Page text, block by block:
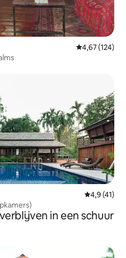
Gemiddelde
4,67 (124)
4,9 (41)
in een schuur